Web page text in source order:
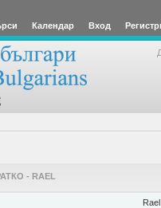
Календар Вход
- RAEL
Rael